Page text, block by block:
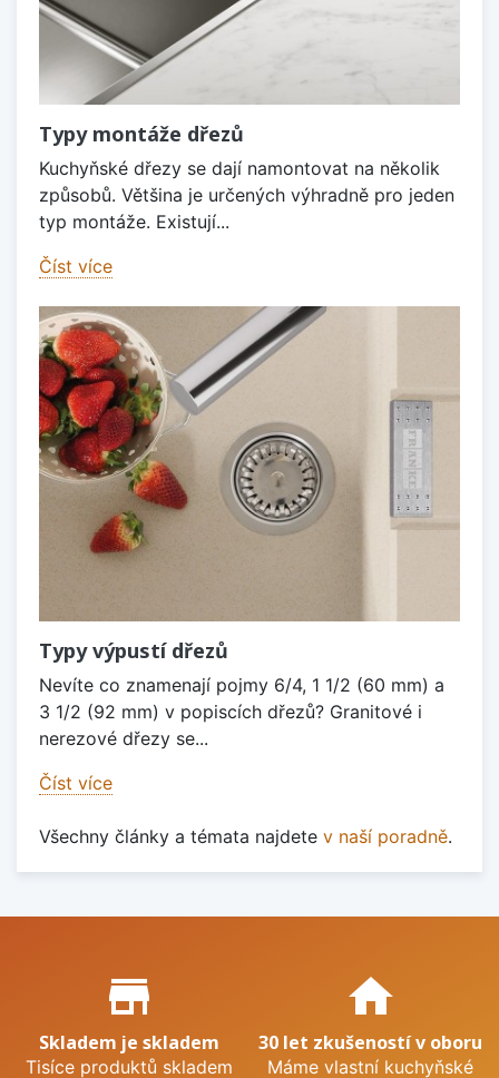
Typy montáže dřezů
Kuchyňské dřezy se dají namontovat na několik
způsobů. Většina je určených výhradně pro jeden
typ montáže. Existují...
Číst více
Typy výpustí dřezů
Nevíte co znamenají pojmy 6/4, 1 1/2 (60 mm) a
3 1/2 (92 mm) v popiscích dřezů? Granitové i
nerezové dřezy se...
Číst více
Všechny články a témata najdete v naší poradně.
Proč nakupovat u nás?
store_mall_directory
Skladem je skladem
Tisíce produktů skladem
home
30 let zkušeností v oboru
Máme vlastní kuchyňské